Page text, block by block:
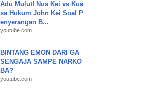
Adu Mulut! Nus Kei vs Kua
sa Hukum John Kei Soal P
enyerangan B...
youtube.com
BINTANG EMON DARI GA
SENGAJA SAMPE NARKO
BA?
youtube.com